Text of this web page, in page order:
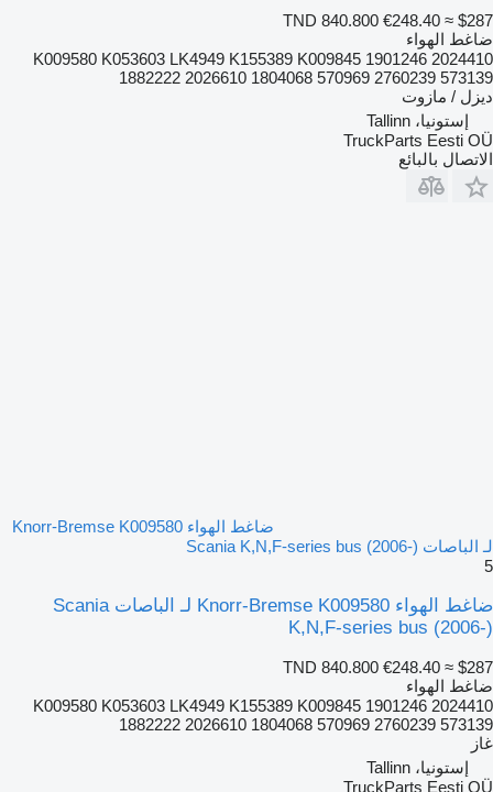
TND 840.800 €248.40 ≈ $287
ضاغط الهواء
K009580 K053603 LK4949 K155389 K009845 1901246 2024410
1882222 2026610 1804068 570969 2760239 573139
ديزل / مازوت
إستونيا، Tallinn
TruckParts Eesti OÜ
الاتصال بالبائع
ضاغط الهواء Knorr-Bremse K009580
لـ الباصات Scania K,N,F-series bus (2006-)
5
ضاغط الهواء Knorr-Bremse K009580 لـ الباصات Scania
K,N,F-series bus (2006-)
TND 840.800 €248.40 ≈ $287
ضاغط الهواء
K009580 K053603 LK4949 K155389 K009845 1901246 2024410
1882222 2026610 1804068 570969 2760239 573139
غاز
إستونيا، Tallinn
TruckParts Eesti OÜ